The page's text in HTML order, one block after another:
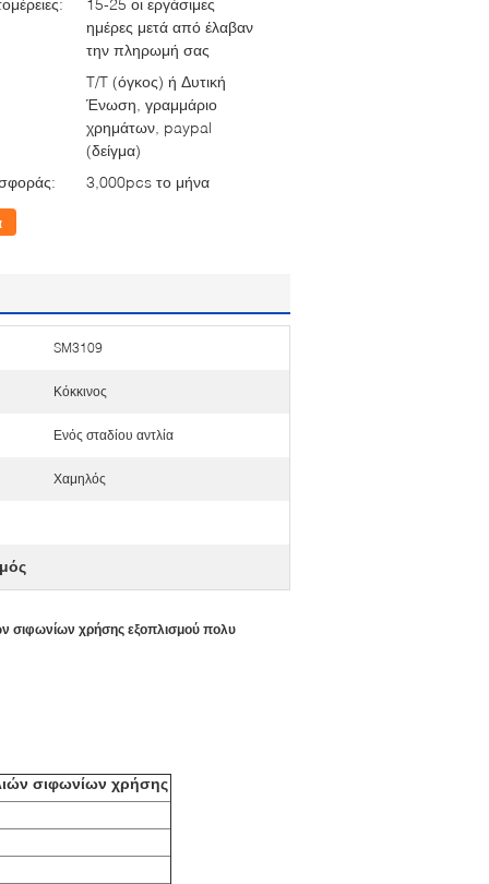
15-25 οι εργάσιμες
ημέρες μετά από έλαβαν
την πληρωμή σας
T/T (όγκος) ή Δυτική
Ένωση, γραμμάριο
χρημάτων, paypal
(δείγμα)
3,000pcs το μήνα
SM3109
Κόκκινος
Ενός σταδίου αντλία
Χαμηλός
σιφωνίων χρήσης εξοπλισμού πολυ
σιφωνίων χρήσης